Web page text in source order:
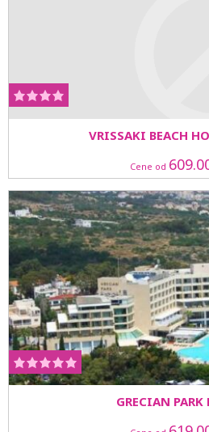
VRISSAKI BEACH
Cene od
GRECIAN PARK